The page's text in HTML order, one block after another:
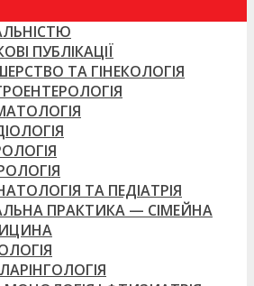
ПУБЛІКАЦІЇ
ТА ГІНЕКОЛОГІЯ
ТА ПЕДІАТРІЯ
ПРАКТИКА — СІМЕЙНА